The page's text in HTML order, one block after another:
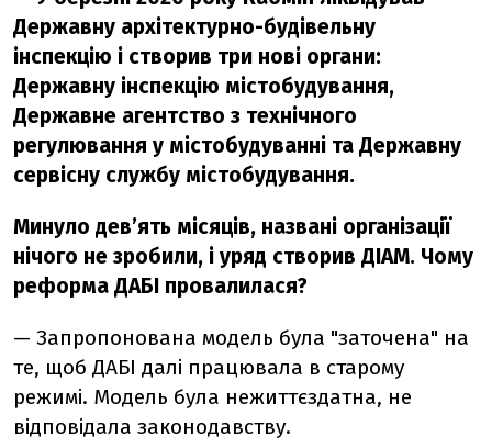
Державну архітектурно-будівельну
інспекцію і створив три нові органи:
Державну інспекцію містобудування,
Державне агентство з технічного
регулювання у містобудуванні та Державну
сервісну службу містобудування.
Минуло девʼять місяців, названі організації
нічого не зробили, і уряд створив ДІАМ. Чому
реформа ДАБІ провалилася?
— Запропонована модель була "заточена" на
те, щоб ДАБІ далі працювала в старому
режимі. Модель була нежиттєздатна, не
відповідала законодавству.